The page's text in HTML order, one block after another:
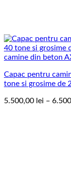
Capac pentru
tone si grosime de
5.500,00 lei –